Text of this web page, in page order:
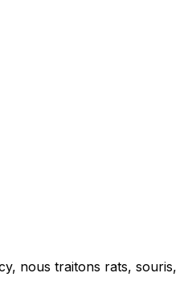
nous traitons rats, souris,